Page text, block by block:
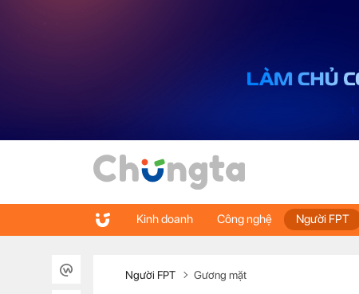
Kinh doanh Công nghệ Người FPT
Người FPT Gương mặt